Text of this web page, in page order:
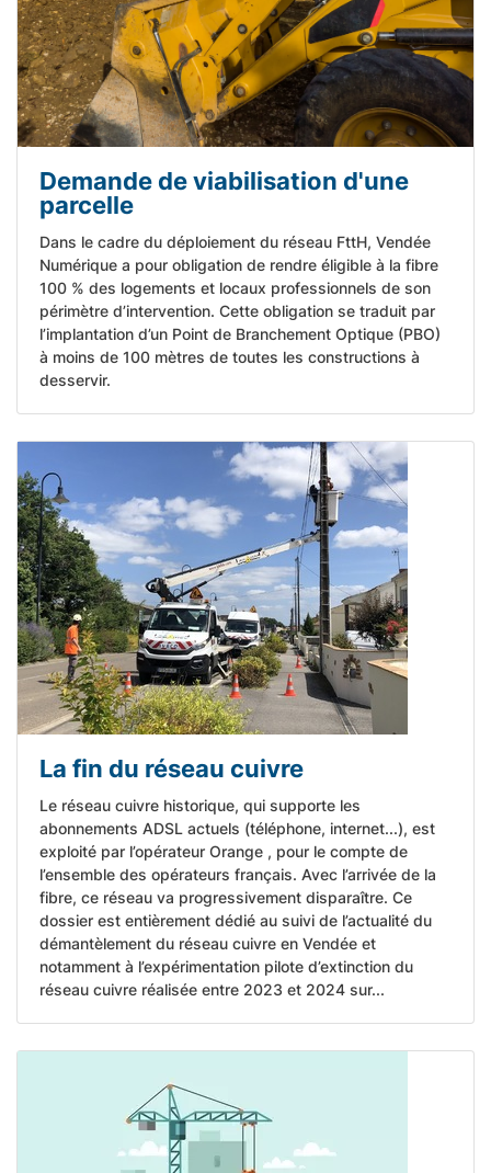
Demande de viabilisation d'une
parcelle
Dans le cadre du déploiement du réseau FttH, Vendée
Numérique a pour obligation de rendre éligible à la fibre
100 % des logements et locaux professionnels de son
périmètre d’intervention. Cette obligation se traduit par
l’implantation d’un Point de Branchement Optique (PBO)
à moins de 100 mètres de toutes les constructions à
desservir.
La fin du réseau cuivre
Le réseau cuivre historique, qui supporte les
abonnements ADSL actuels (téléphone, internet...), est
exploité par l’opérateur Orange , pour le compte de
l’ensemble des opérateurs français. Avec l’arrivée de la
fibre, ce réseau va progressivement disparaître. Ce
dossier est entièrement dédié au suivi de l’actualité du
démantèlement du réseau cuivre en Vendée et
notamment à l’expérimentation pilote d’extinction du
réseau cuivre réalisée entre 2023 et 2024 sur...